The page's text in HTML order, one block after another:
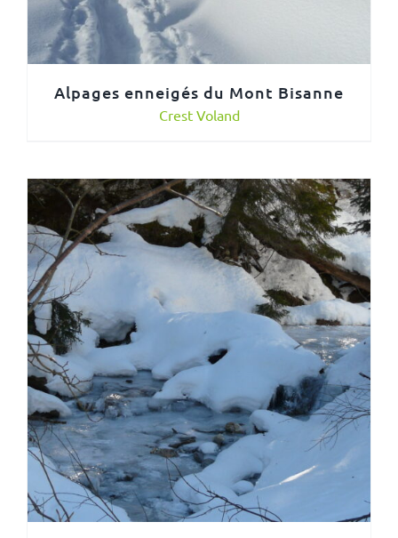
Alpages enneigés du Mont Bisanne
Crest Voland